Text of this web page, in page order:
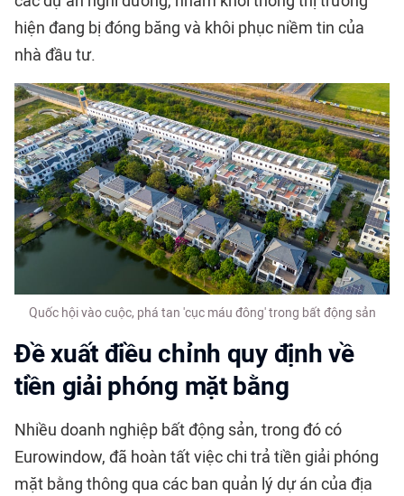
hiện đang bị đóng băng và khôi phục niềm tin của
nhà đầu tư.
Quốc hội vào cuộc, phá tan 'cục máu đông' trong bất động sản
Đề xuất điều chỉnh quy định về
tiền giải phóng mặt bằng
Nhiều doanh nghiệp bất động sản, trong đó có
Eurowindow, đã hoàn tất việc chi trả tiền giải phóng
mặt bằng thông qua các ban quản lý dự án của địa